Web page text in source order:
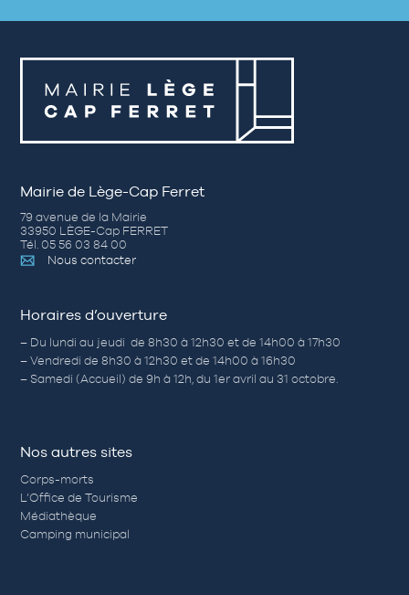
Mairie de Lège-Cap Ferret
79 avenue de la Mairie
33950 LÈGE-Cap FERRET
Tél. 05 56 03 84 00
Nous contacter
Horaires d’ouverture
– Du lundi au jeudi de 8h30 à 12h30 et de 14h00 à 17h30
– Vendredi de 8h30 à 12h30 et de 14h00 à 16h30
– Samedi (Accueil) de 9h à 12h, du 1er avril au 31 octobre.
Nos autres sites
Corps-morts
L’Office de Tourisme
Médiathèque
Camping municipal